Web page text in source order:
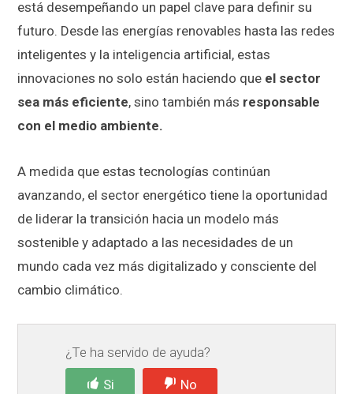
está desempeñando un papel clave para definir su
futuro. Desde las energías renovables hasta las redes
inteligentes y la inteligencia artificial, estas
innovaciones no solo están haciendo que el sector
sea más eficiente, sino también más responsable
con el medio ambiente.
A medida que estas tecnologías continúan
avanzando, el sector energético tiene la oportunidad
de liderar la transición hacia un modelo más
sostenible y adaptado a las necesidades de un
mundo cada vez más digitalizado y consciente del
cambio climático.
¿Te ha servido de ayuda?
Si No